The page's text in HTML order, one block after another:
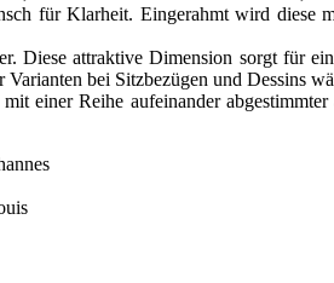
für Klarheit. Eingerahmt wird
attraktive Dimension sorgt für
bei Sitzbezügen und Dessins
einer Reihe aufeinander